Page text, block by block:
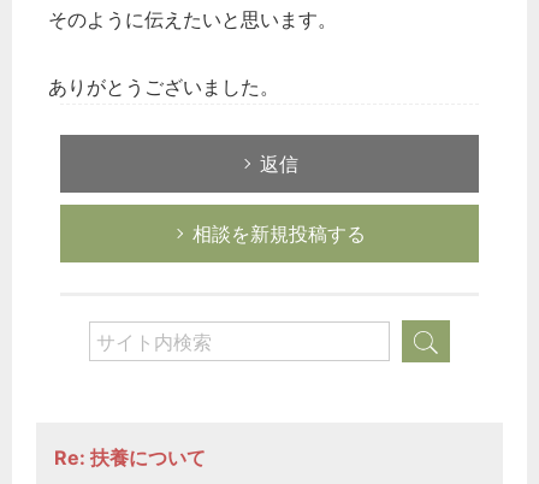
そのように伝えたいと思います。
ありがとうございました。
返信
相談を新規投稿する
Re: 扶養について